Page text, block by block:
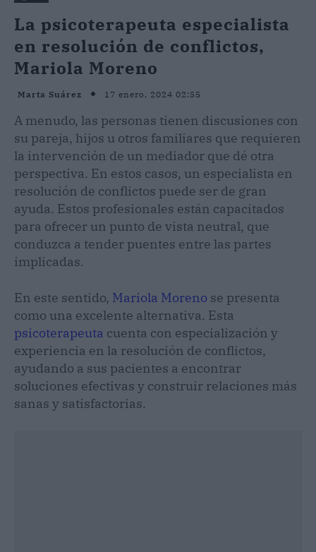
La psicoterapeuta especialista
en resolución de conflictos,
Mariola Moreno
Marta Suárez 17 enero, 2024 02:55
A menudo, las personas tienen discusiones con
su pareja, hijos u otros familiares que requieren
la intervención de un mediador que dé otra
perspectiva. En estos casos, un especialista en
resolución de conflictos puede ser de gran
ayuda. Estos profesionales están capacitados
para ofrecer un punto de vista neutral, que
conduzca a tender puentes entre las partes
implicadas.
En este sentido, Mariola Moreno se presenta
como una excelente alternativa. Esta
psicoterapeuta cuenta con especialización y
experiencia en la resolución de conflictos,
ayudando a sus pacientes a encontrar
soluciones efectivas y construir relaciones más
sanas y satisfactorias.